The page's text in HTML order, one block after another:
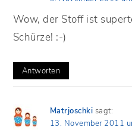
Wow, der Stoff ist
Schürze! :-)
Antworten
Matrjoschki sagt:
13. November 2011